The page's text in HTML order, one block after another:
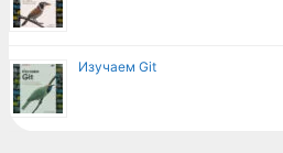
Изучаем Git